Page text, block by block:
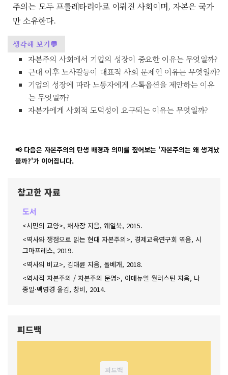
주의는 모두 프롤레타리아로 이뤄진 사회이며, 자본은 국가
만 소유한다.
생각해 보기💬
자본주의 사회에서 기업의 성장이 중요한 이유는 무엇일까?
근대 이후 노사갈등이 대표적 사회 문제인 이유는 무엇일까?
기업의 성장에 따라 노동자에게 스톡옵션을 제안하는 이유
는 무엇일까?
자본가에게 사회적 도덕성이 요구되는 이유는 무엇일까?
📢 다음은 자본주의의 탄생 배경과 의미를 짚어보는 '자본주의는 왜 생겨났
을까?'가 이어집니다.
참고한 자료
도서
<시민의 교양>, 채사장 지음, 웨일북, 2015.
<역사와 쟁점으로 읽는 현대 자본주의>, 경제교육연구회 엮음, 시
그마프레스, 2019.
<역사의 비교>, 김대륜 지음, 돌베개, 2018.
<역사적 자본주의 / 자본주의 문명>, 이매뉴얼 월러스틴 지음, 나
종일·백영경 옮김, 창비, 2014.
피드백
피드백